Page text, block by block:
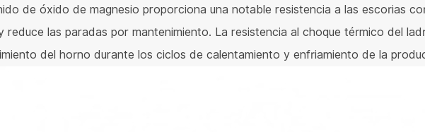
de óxido de magnesio proporciona una notable resistencia a las escorias
las paradas por mantenimiento. La resistencia al choque térmico del
del horno durante los ciclos de calentamiento y enfriamiento de la